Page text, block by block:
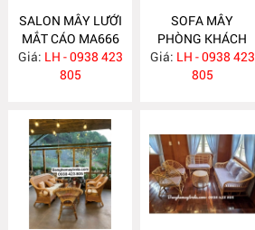
SALON MÂY LƯỚI
MẮT CÁO MA666
Giá: LH - 0938 423
805
SOFA MÂY
PHÒNG KHÁCH
MA665
Giá: LH - 0938 423
805